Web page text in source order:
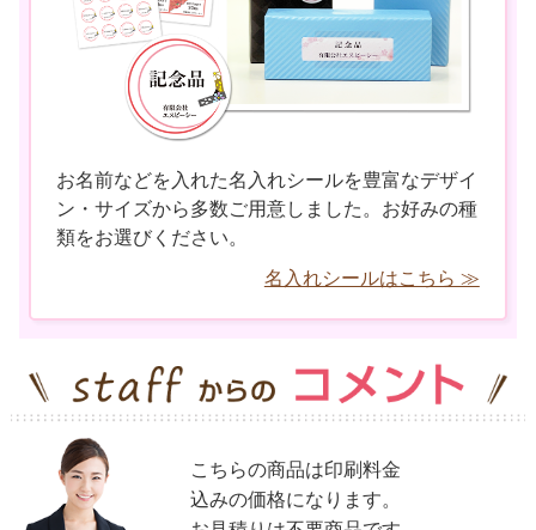
お名前などを入れた名入れシールを豊富なデザイ
ン・サイズから多数ご用意しました。お好みの種
類をお選びください。
名入れシールはこちら ≫
こちらの商品は印刷料金
込みの価格になります。